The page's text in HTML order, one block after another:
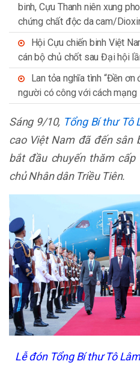
binh, Cựu Thanh niên xung
chứng chất độc da cam/
Hội Cựu chiến binh Việt
cán bộ chủ chốt sau Đại hội
Lan tỏa nghĩa tình “Đền ơn
người có công với cách mạng
Sáng 9/10, Tổng Bí thư Tô
cao Việt Nam đã đến sân
bắt đầu chuyến thăm cấp
chủ Nhân dân Triều Tiên.
Lễ đón Tổng Bí thư Tô